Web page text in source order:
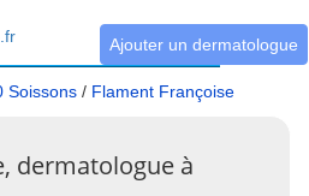
Ajouter un dermatologue
Soissons / Flament Françoise
dermatologue à